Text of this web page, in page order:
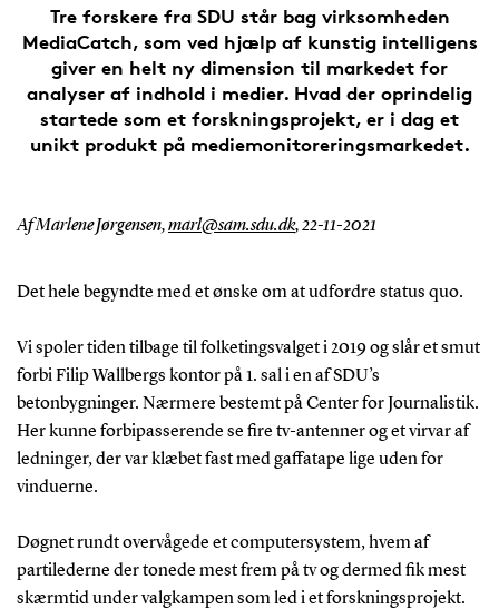
Tre forskere fra SDU står bag virksomheden
MediaCatch, som ved hjælp af kunstig intelligens
giver en helt ny dimension til markedet for
analyser af indhold i medier. Hvad der oprindelig
startede som et forskningsprojekt, er i dag et
unikt produkt på mediemonitoreringsmarkedet.
Af Marlene Jørgensen,marl@sam.sdu.dk,22-11-2021
Det hele begyndte med et ønske om at udfordre status quo.
Vi spoler tiden tilbage til folketingsvalget i 2019 og slår et smut
forbi Filip Wallbergs kontor på 1. sal i en af SDU’s
betonbygninger. Nærmere bestemt på Center for Journalistik.
Her kunne forbipasserende se fire tv-antenner og et virvar af
ledninger, der var klæbet fast med gaffatape lige uden for
vinduerne.
Døgnet rundt overvågede et computersystem, hvem af
partilederne der tonede mest frem på tv og dermed fik mest
skærmtid under valgkampen som led i et forskningsprojekt.